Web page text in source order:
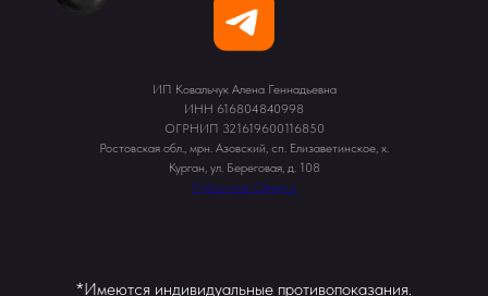
ИП Ковальчук Алена Геннадьевна
ИНН 616804840998
ОГРНИП 321619600116850
Ростовская обл., мрн. Азовский, сп. Елизаветинское, х.
Курган, ул. Береговая, д. 108
Публичная Оферта
*Имеются индивидуальные противопоказания.